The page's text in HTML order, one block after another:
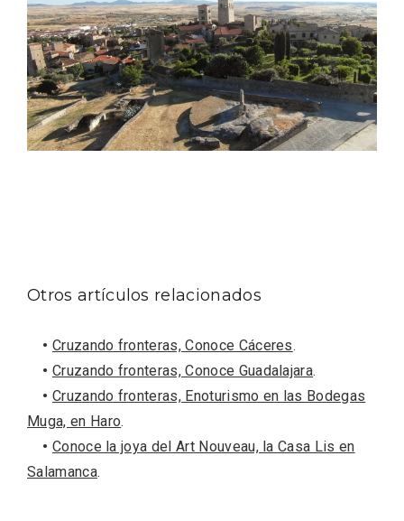
Otros artículos relacionados
• Cruzando fronteras, Conoce Cáceres.
• Cruzando fronteras, Conoce Guadalajara.
• Cruzando fronteras, Enoturismo en las Bodegas
Muga, en Haro.
• Conoce la joya del Art Nouveau, la Casa Lis en
Salamanca.